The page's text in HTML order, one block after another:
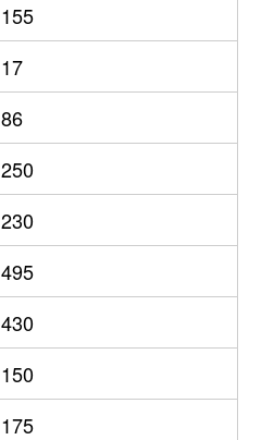
155
17
86
250
230
495
430
150
175